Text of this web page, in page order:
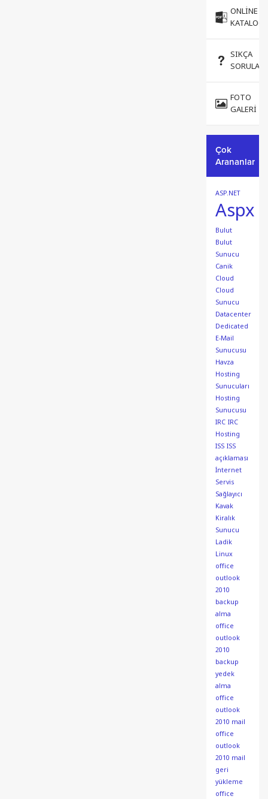
ONLINE
KATALOG
SIKÇA
FOTO
GALERI
Çok
Arananlar
ASP.NET
Aspx
Bulut
Bulut
Sunucu
Canik
Cloud
Cloud
Sunucu
Datacenter
Dedicated
E-Mail
Sunucusu
Havza
Hosting
Sunucuları
Hosting
Sunucusu
IRC IRC
Hosting
ISS ISS
açıklaması
İnternet
Servis
Sağlayıcı
Kavak
Kiralık
Sunucu
Ladik
Linux
office
outlook
2010
backup
alma
office
outlook
2010
backup
yedek
alma
office
outlook
2010 mail
office
outlook
2010 mail
geri
yükleme
office